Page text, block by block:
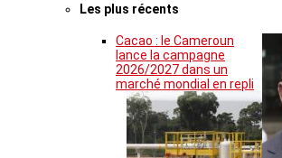
Les plus récents
Cacao : le Cameroun
lance la campagne
2026/2027 dans un
marché mondial en repli